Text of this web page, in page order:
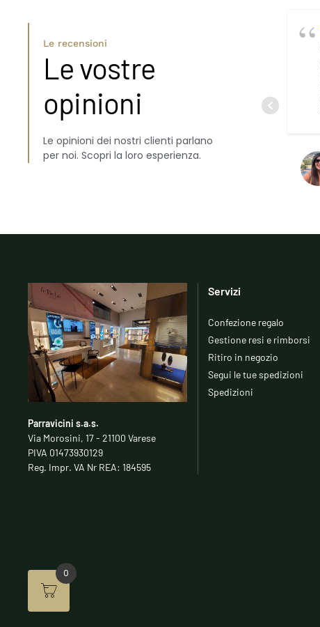
Le recensioni
Le vostre
opinioni
Le opinioni dei nostri clienti parlano
per noi. Scopri la loro esperienza.
Parravicini s.a.s.
Via Morosini, 17 - 21100 Varese
PIVA 01473930129
Reg. Impr. VA Nr REA: 184595
Servizi
Confezione regalo
Gestione resi e rimborsi
Ritiro in negozio
Segui le tue spedizioni
Spedizioni
0